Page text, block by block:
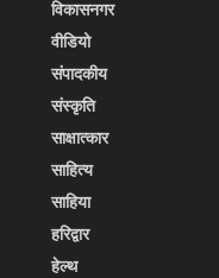
विकासनगर
वीडियो
संपादकीय
संस्कृति
साक्षात्कार
साहित्य
साहिया
हरिद्वार
हेल्थ